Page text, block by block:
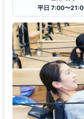
平日 7:00〜